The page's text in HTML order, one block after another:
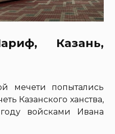
Казань,
мечети попытались
Казанского ханства,
войсками Ивана